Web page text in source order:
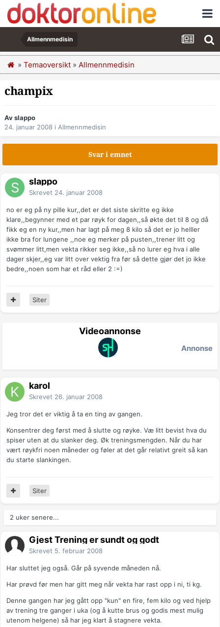
Allmennmedisin
» Temaoversikt » Allmennmedisin
champix
Av slappo
24. januar 2008 i Allmennmedisin
Svar i emnet
slappo
Skrevet 24. januar 2008
no er eg på ny pille kur,,det er det siste skritte eg ikke
klare,,begynner med et par røyk for dagen,,så økte det til 8 og då
fikk eg en ny kur,,men har lagt på meg 8 kilo så det er jo helller
ikke bra for lungene ,,noe eg merker på pusten,,trener litt og
svømmer litt,men vekta rikker seg ikke,,så no lurer eg hva i alle
dager skjer,,eg var litt over vektig fra før så dette gjør det jo ikke
bedre,,noen som har et råd eller 2 :=)
Siter
Videoannonse
Annonse
karol
Skrevet 26. januar 2008
Jeg tror det er viktig å ta en ting av gangen.
Konsentrer deg først med å slutte og røyke. Væ litt bevist hva du
spiser uten at du slanker deg. Øk treningsmengden. Når du har
vært røykfri noen måneder og føler at det går relativt greit så kan
du starte slankingen.
Siter
2 uker senere...
Gjest Trening er sundt og godt
Skrevet 5. februar 2008
Har sluttet jeg også. Går på syvende måneden nå.
Har prøvd før men har gitt meg når vekta har rast opp i ni, ti kg.
Denne gangen har jeg gått opp "kun" en fire, fem kilo og ved hjelp
av trening tre ganger i uka (og å kutte brus og godis mest mulig
utenom helgene) så har jeg klart å stagnere vekta.